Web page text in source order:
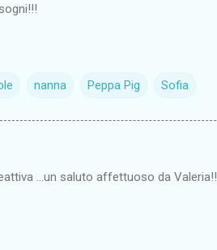
nanna Peppa Pig Sofia
...un saluto affettuoso da Valeria!!